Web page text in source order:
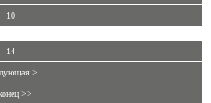
10
14
>
>>